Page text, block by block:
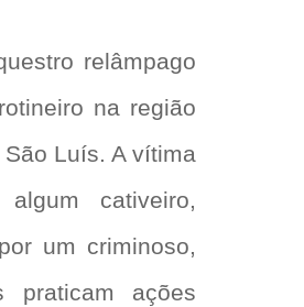
relâmpago
na região
Luís. A vítima
cativeiro,
um criminoso,
praticam ações